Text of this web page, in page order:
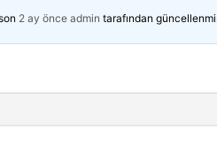
2 ay önce admin tarafından